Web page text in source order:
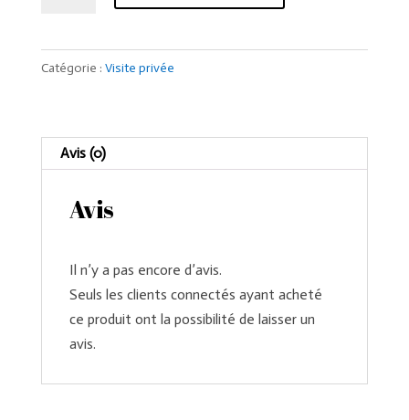
guidée
"Toutânkhamon
pharaon"
Catégorie : Visite privée
Avis (0)
Avis
Il n’y a pas encore d’avis.
Seuls les clients connectés ayant acheté
ce produit ont la possibilité de laisser un
avis.